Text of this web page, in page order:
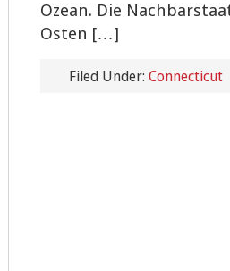
Ozean. Die
Osten […]
Filed Under: Connecticut